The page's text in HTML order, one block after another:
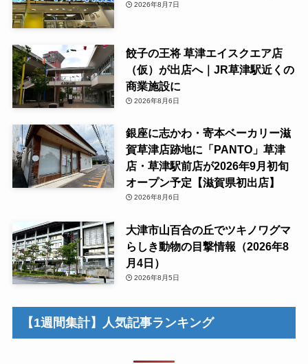
2026年8月7日
餃子の王将 草津エイスクエア店
（仮）が出店へ｜JR草津駅近くの
商業施設に
2026年8月6日
銀座に志かわ・寄本ベーカリー滋
賀草津店跡地に「PANTO」草津
店・草津駅前店が2026年9月初旬
オープン予定【滋賀県初出店】
2026年8月6日
大津市山百合の丘でツキノワグマ
らしき動物の目撃情報（2026年8
月4日）
2026年8月5日
【1週間集計】人気記事ランキング